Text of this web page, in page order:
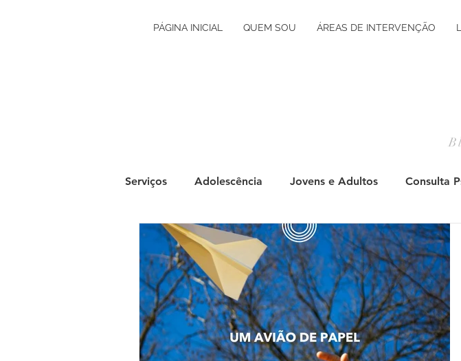
PÁGINA INICIAL QUEM SOU ÁREAS DE INTERVENÇÃO
Serviços Adolescência Jovens e Adultos Consulta
Grávidez e Primeira Infância Pós Parto Adultos
Autoconhecimento Orientação Vocacional
Gestão de Carreira Ansiedade Doença